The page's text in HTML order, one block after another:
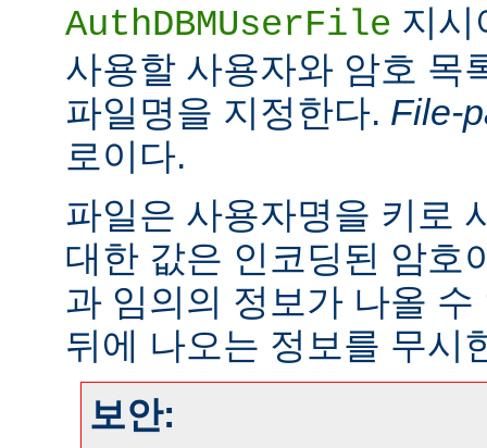
AuthDBMUserFile 지시
사용할 사용자와 암호 목
파일명을 지정한다. File-
로이다.
파일은 사용자명을 키로
대한 값은 인코딩된 암호
과 임의의 정보가 나올
뒤에 나오는 정보를 무시
보안: